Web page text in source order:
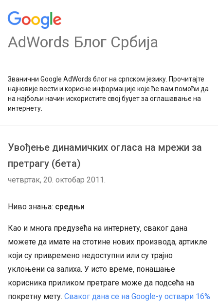
AdWords Блог Србија
Званични Google AdWords блог на српском језику. Прочитајте
најновије вести и корисне информације које ће вам помоћи да
на најбољи начин искористите свој буџет за оглашавање на
интернету.
Увођење динамичких огласа на мрежи за
претрагу (бета)
четвртак, 20. октобар 2011.
Ниво знања: средњи
Као и многа предузећа на интернету, сваког дана
можете да имате на стотине нових производа, артикле
који су привремено недоступни или су трајно
уклоњени са залиха. У исто време, понашање
корисника приликом претраге може да подсећа на
покретну мету. Сваког дана се на Google-у оствари 16%